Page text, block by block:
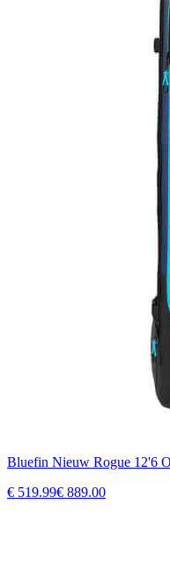
Bluefin Nieuw Rogue 12'6
€ 519.99€ 889.00